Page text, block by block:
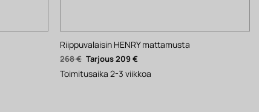
Riippuvalaisin HENRY mattamusta
268€ Alkuperäinen
hinta
oli:
268 €.
209€
on:
209 €.
Toimitusaika 2-3 viikkoa